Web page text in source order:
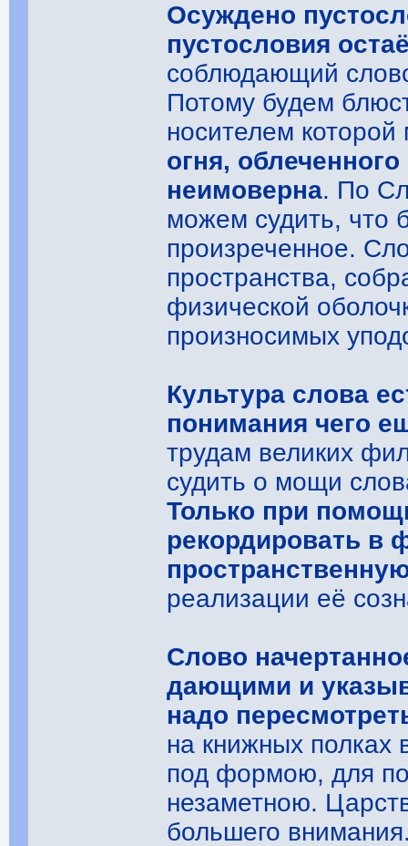
Осуждено
пустословия
соблюдающий
Потому будем
носителем
огня,
неимоверна. По
можем судить, что
произреченное.
пространства,
физической
произносимых
Культура слова
понимания чего
трудам великих
судить о мощи
Только при
рекордировать в
реализации её
Слово
дающими и
надо
на книжных полках
под формою, для
незаметною.
большего